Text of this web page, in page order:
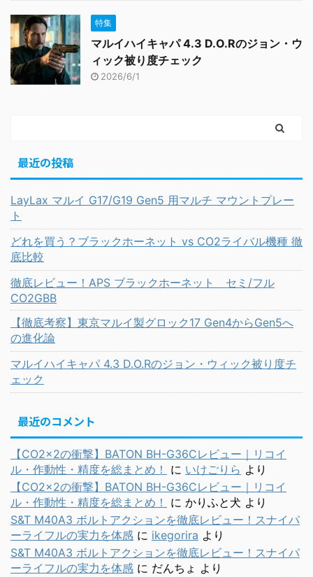
特集
マルイハイキャパ 4.3 D.O.Rのジョン・ウ
ィック被り度チェック
2026/6/1
最近の投稿
LayLax マルイ G17/G19 Gen5 用マルチ マウントプレー
ト
どれを買う？ブラックホーネット vs CO2ライバル機種 徹
底比較
徹底レビュー！APS ブラックホーネット セミ/フル
CO2GBB
【徹底考察】東京マルイ製グロック17 Gen4からGen5へ
の進化論
マルイハイキャパ 4.3 D.O.Rのジョン・ウィック被り度チ
ェック
最近のコメント
【CO2×2の衝撃】BATON BH-G36Cレビュー｜リコイ
ル・作動性・精度を総まとめ！
に いけごりら より
【CO2×2の衝撃】BATON BH-G36Cレビュー｜リコイ
ル・作動性・精度を総まとめ！
に かりふと犬 より
S&T M40A3 ボルトアクションを徹底レビュー！スナイパ
ーライフルの実力を体感 に ikegorira より
S&T M40A3 ボルトアクションを徹底レビュー！スナイパ
ーライフルの実力を体感 に だんちょ より